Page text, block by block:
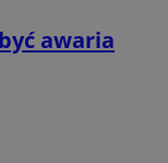
awaria